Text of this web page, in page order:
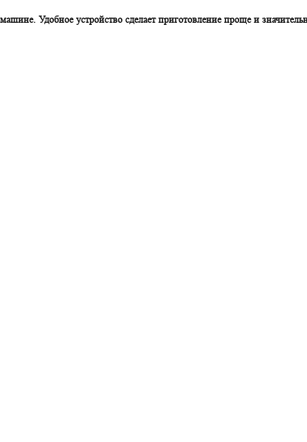
Удобное устройство сделает приготовление проще и